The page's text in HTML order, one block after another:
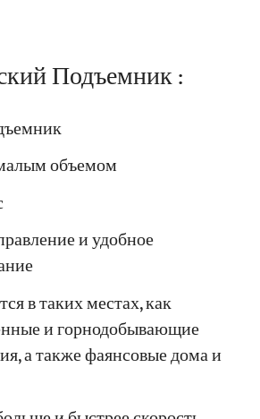
Подъемник :
объемом
и удобное
в таких местах, как
и горнодобывающие
а также фаянсовые дома и